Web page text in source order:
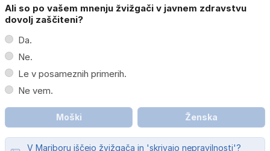
Ali so po vašem mnenju žvižgači v javnem zdravstvu
dovolj zaščiteni?
Da.
Ne.
Le v posameznih primerih.
Ne vem.
Moški Ženska
V Mariboru iščejo žvižgača in 'skrivajo nepravilnosti'?